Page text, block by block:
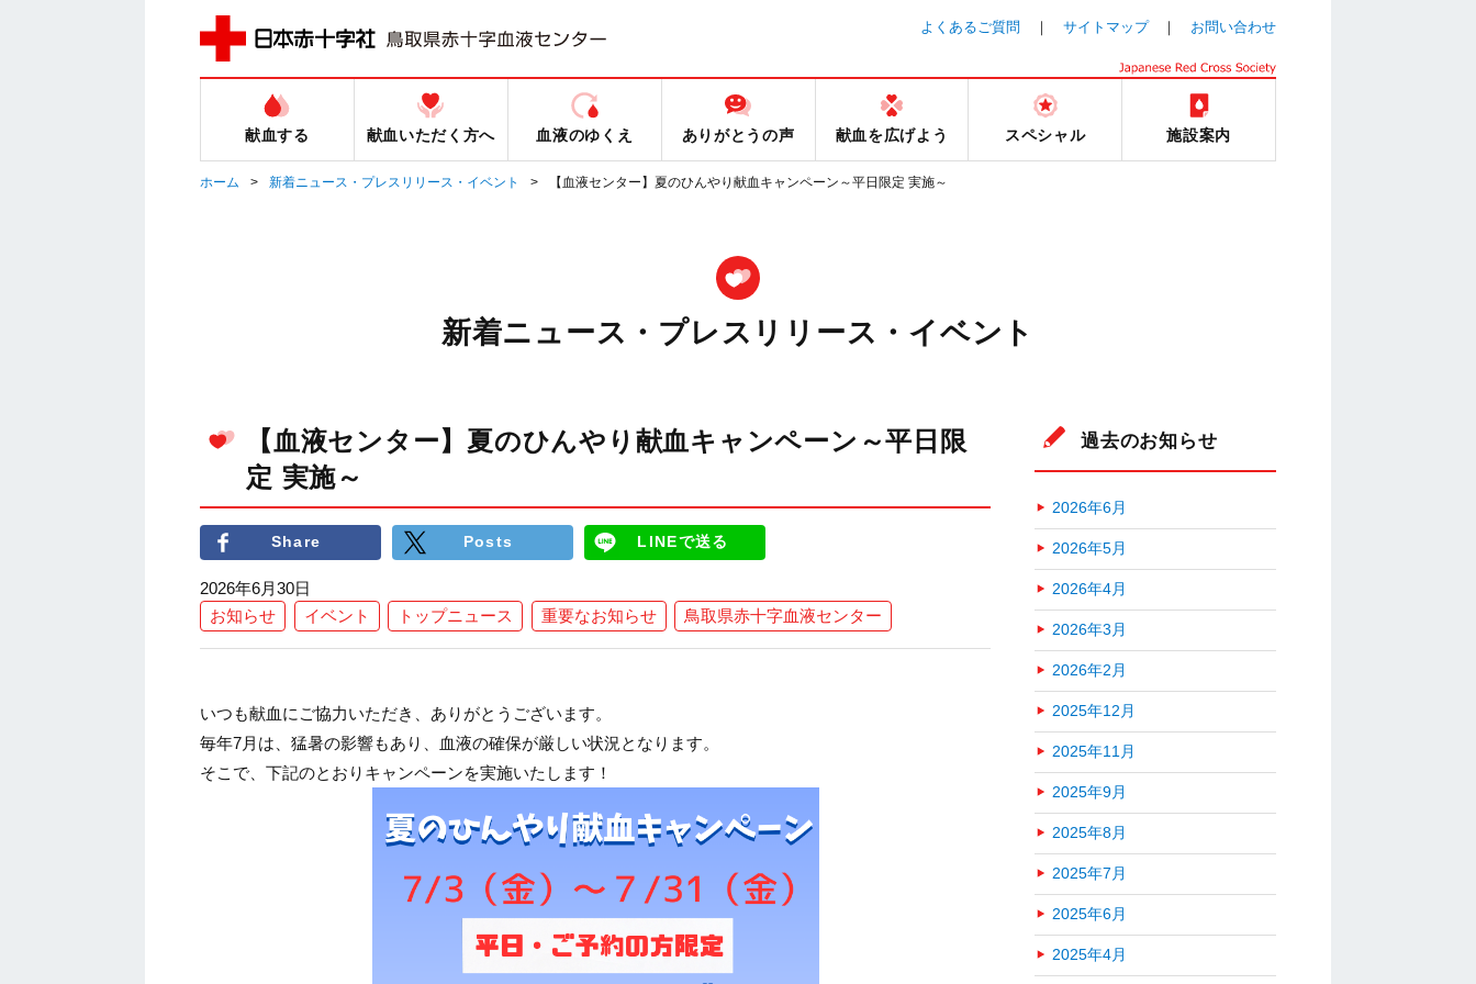
よくあるご質問 サイトマップ お問い合わせ
献血する 献血いただく方へ 血液のゆくえ ありがとうの声 献血を広げよう スペシャル 施設案内
ホーム 新着ニュース・プレスリリース・イベント 【血液センター】夏のひんやり献血キャンペーン～平日限定 実施～
新着ニュース・プレスリリース・イベント
【血液センター】夏のひんやり献血キャンペーン～平日限
定 実施～
Share Posts LINEで送る
2026年6月30日
お知らせ
イベント トップニュース 重要なお知らせ 鳥取県赤十字血液センター
いつも献血にご協力いただき、ありがとうございます。
毎年7月は、猛暑の影響もあり、血液の確保が厳しい状況となります。
そこで、下記のとおりキャンペーンを実施いたします！
過去のお知らせ
2026年6月
2026年5月
2026年4月
2026年3月
2026年2月
2025年12月
2025年11月
2025年9月
2025年8月
2025年7月
2025年6月
2025年4月